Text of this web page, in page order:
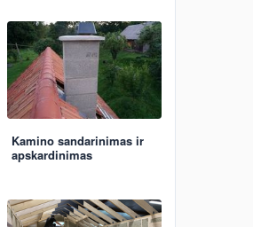
Kamino sandarinimas ir
apskardinimas